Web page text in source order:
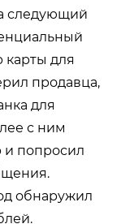
следующий
карты для
продавца,
для
с ним
и попросил
обнаружил